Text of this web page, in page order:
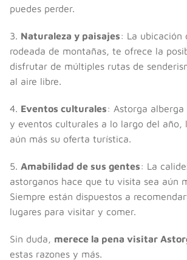
puedes perder.
3. Naturaleza y paisajes: La ubicación
rodeada de montañas, te ofrece la
disfrutar de múltiples rutas de
al aire libre.
4. Eventos culturales: Astorga
y eventos culturales a lo largo del año,
aún más su oferta turística.
5. Amabilidad de sus gentes: La
astorganos hace que tu visita sea aún
Siempre están dispuestos a
lugares para visitar y comer.
Sin duda, merece la pena visitar
estas razones y más.